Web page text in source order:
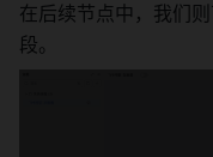
在后续节点中，我们
段。